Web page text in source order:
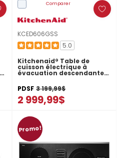
Comparer
KCED606GSS
5.0
Kitchenaid® Table de
cuisson électrique à
évacuation descendante
KCED606GSS
PDSF 3 199,99$
2 999,99$
Promo!